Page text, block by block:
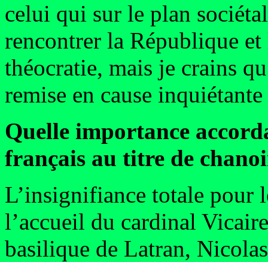
celui qui sur le plan
rencontrer la République et
théocratie, mais je crains
remise en cause
Quelle importance
français au titre de
L’insignifiance totale pour
l’accueil du cardinal
basilique de Latran,